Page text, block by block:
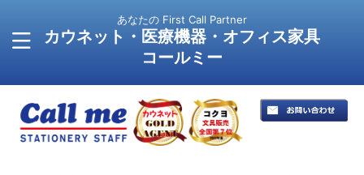
あなたの First Call Partner
カウネット・医療機器・オフィス家具
コールミー